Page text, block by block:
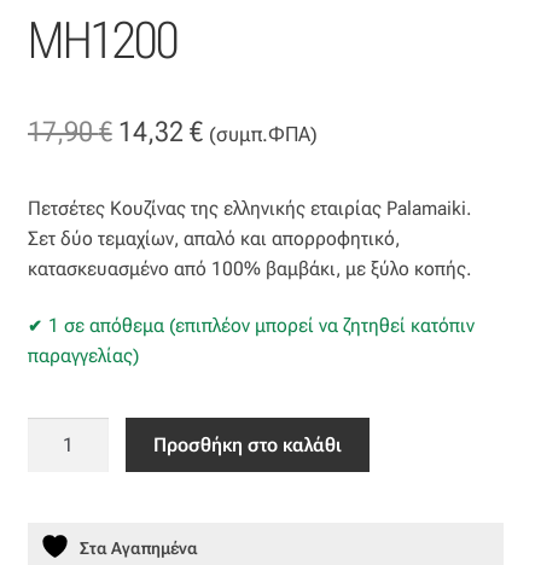
Βαμβακοσατέν
Βουάλ
Γκρο
Δαντέλα
Επιπλόπανο
ΜΗ1200
17,90€ Original
was:
17,90 €.
14,32 €Η
τιμή
είναι:
(συμπ.ΦΠΑ)
Πετσέτες Κουζίνας της ελληνικής εταιρίας Palamaiki.
Σετ δύο τεμαχίων, απαλό και απορροφητικό,
κατασκευασμένο από 100% βαμβάκι, με ξύλο κοπής.
1 σε απόθεμα (επιπλέον μπορεί να ζητηθεί κατόπιν
παραγγελίας)
ΠΕΤΣΕΤΕΣ
TOWELS
Προσθήκη στο καλάθι
Στα Αγαπημένα